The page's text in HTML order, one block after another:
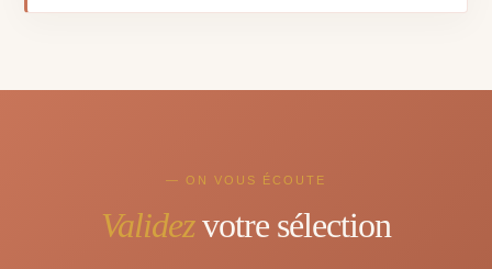
— ON VOUS ÉCOUTE
Validezvotre sélection